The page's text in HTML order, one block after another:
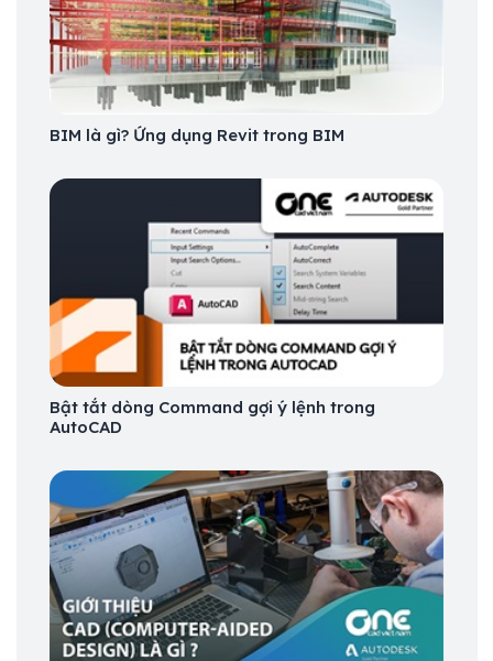
BIM là gì? Ứng dụng Revit trong BIM
Bật tắt dòng Command gợi ý lệnh trong
AutoCAD